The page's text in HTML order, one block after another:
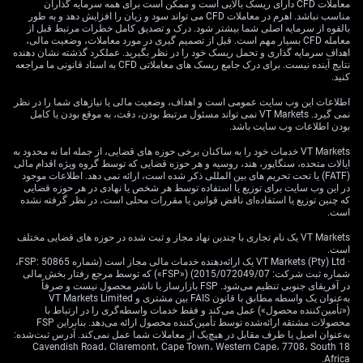
روشن‌تر شود.
چرخش بخشی در بازار
سهام
شکل بگیرد. افزایش مالیات پیشنهادی بر ثروتمندان می‌تواند
برای شرکت‌های کالاهای لوکس و مدیریت ثروت جریان
مخالف ایجاد کند، در حالی که حمایت از خانوارهای کم‌درآمد
باید به نفع شرکت‌های کالاهای مصرفی ضروری و
ONS که رشد ۱.۵٪ی حجم فروش خرده‌فروشی‌های تخفیفی
در ماه گذشته را نشان می‌دهد، ما ایجاد «معاملات جفتی» را
باارزش می‌بینیم؛ برای نمونه، اتخاذ موقعیت خرید (Long)
روی سبدی از سهام مصرف‌محور در برابر موقعیت فروش
(Short) روی برندهای لوکس از طریق اختیار معامله.
معاملات CFD دارای ریسک بالایی است و ممکن است برای همه سرمایه گذاران
مناسب نباشد. اهرم در معاملات CFD می تواند سود و زیان را افزایش دهد و به طور
بالقوه از سرمایه اصلی شما بیشتر شود. درک و تصدیق کامل خطرات مرتبط قبل از
معامله CFD بسیار مهم است. قبل از تصمیم گیری در مورد معاملات، وضعیت مالی،
اهداف سرمایه گذاری و تحمل ریسک خود را در نظر بگیرید. عملکرد گذشته نشان دهنده
نتایج آینده نیست. برای درک جامع ریسک های معاملاتی CFD به اسناد قانونی ما مراجعه
کنید.
اطلاعات این وب سایت عمومی است و اهداف، وضعیت مالی یا نیازهای شما را در نظر
نمی گیرد. VT Markets نمی تواند مسئول مرتبط بودن، دقت، به موقع بودن یا کامل
بودن اطلاعات وب سایت باشد.
VT Markets خدمات خود را به ساکنان برخی حوزه های قضایی، از جمله اما نه محدود به
ایالات متحده، سنگاپور، هند، روسیه و هر حوزه قضایی که توسط گروه ویژه اقدام مالی
(FATF) یا تحت تحریم های بین المللی ذکر شده است، ارائه نمی دهد. اطلاعات موجود
در این وب سایت برای توزیع یا استفاده توسط هر شخص یا نهادی در هر حوزه قضایی
که چنین توزیع یا استفاده‌ای ناقض قوانین یا مقررات محلی است، در نظر گرفته نشده
است.
VT Markets یک نام تجاری با چندین نهاد مجاز و ثبت شده در حوزه های قضایی مختلف
است.
· VT Markets (Pty) Ltd یک ارائه‌دهنده خدمات مالی مجاز است (شماره FSP: 50865،
شماره ثبت شرکت: 2015/072049/07) («FSP») که توسط مرجع رفتار بخش مالی
در آفریقای جنوبی تنظیم می‌شود. FSP بازارساز یا ناشر محصول نیست و صرفاً
به‌عنوان یک واسطه مطابق با قانون FAIS بین مشتری و VT Markets Limited
(«تأمین‌کننده محصول») عمل می‌کند و فقط خدمات واسطه‌گری را در ارتباط با
محصولات مشتقه ارائه‌شده توسط تأمین‌کننده محصول ارائه می‌دهد. بنابراین FSP
به‌عنوان اصیل یا طرف مقابل در هیچ‌یک از معاملات شما عمل نمی‌کند. آدرس ثبت‌شده:
18 Cavendish Road، Claremont، Cape Town، Western Cape، 7708، South
Africa.